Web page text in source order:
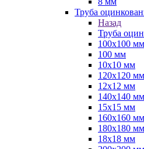
Труба
Назад
Труба
100х100 мм
100 мм
10х10 мм
120х120 мм
12х12 мм
140х140 мм
15х15 мм
160х160 мм
180х180 мм
18х18 мм